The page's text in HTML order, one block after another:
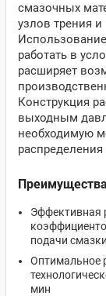
смазочных
узлов трения
работать в
расширяет
Конструкция
выходным
необходимую
Эффективная
подачи смазки
Оптимальное
мин